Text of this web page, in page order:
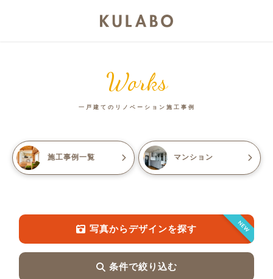
Works
一戸建てのリノベーション施工事例
施工事例一覧 マンション
NEW
写真からデザインを探す
条件で絞り込む